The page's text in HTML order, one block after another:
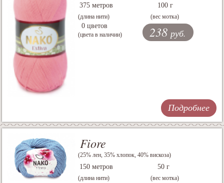
375 метров
(длина нити)
100 г
(вес мотка)
0 цветов
(цвета в наличии) 238 руб.
Подробнее
Fiore
(25% лен, 35% хлопок, 40% вискоза)
150 метров
(длина нити)
50 г
(вес мотка)